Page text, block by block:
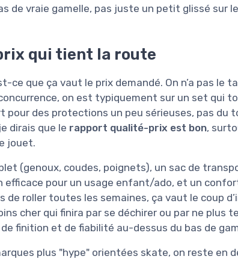
de vraie gamelle, pas juste un petit glissé sur
qui tient la route
ce que ça vaut le prix demandé. On n’a pas le
on est typiquement sur un set qui
pour des protections un peu sérieuses, pas du
dirais que le rapport qualité-prix est bon,
jouet.
(genoux, coudes, poignets), un sac de
pour un usage enfant/ado, et un
de roller toutes les semaines, ça vaut le coup
cher qui finira par se déchirer ou par ne plus
finition et de fiabilité au-dessus du bas de
plus "hype" orientées skate, on reste en